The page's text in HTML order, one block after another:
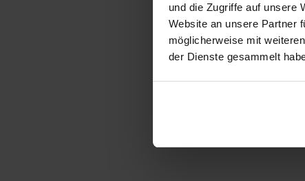
und die Zugriffe auf unsere
Website an unsere Partner
möglicherweise mit
der Dienste gesammelt